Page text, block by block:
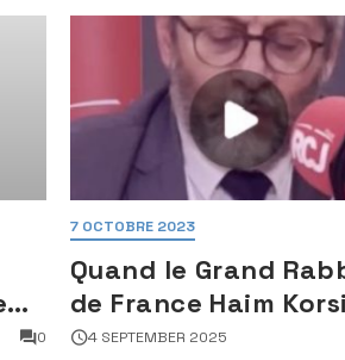
0
7 OCTOBRE 2023
Quand le Grand
de France Haim
déshonore sa
4 SEPTEMBER 2025